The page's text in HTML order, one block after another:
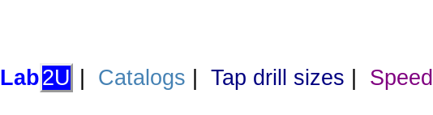
Lab2U Catalogs Tap drill sizes